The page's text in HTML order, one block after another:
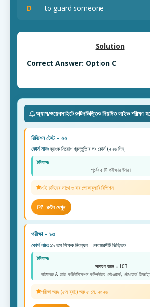
D to guard someone
Solution
Correct Answer: Option C
অ্যাপ/ওয়েবসাইটে রুটিনভিত্তিক নিয়মিত লাইভ পরীক্ষা
রিভিশন টেস্ট – ২২
কোর্স নামঃব্যাংক নিয়োগ প্রস্তুতি'র লং কোর্স (২৭৬ দিন)
টপিকসঃ
পূর্বের ৫ টি পরীক্ষার উপর।
এই রুটিনের সাথে ৩ বার ভোকাবুলারি রিভিশন।
রুটিন দেখুন
পরীক্ষা – ৯৩
কোর্স নামঃ ১৯ তম শিক্ষক নিবন্ধন - লেকচারশীট ভিত্তিক।
টপিকসঃ
সাধারণ জ্ঞান – ICT
ডাটাবেজ & ডাটা কমিউনিকেশন কম্পিউটার নেটওয়ার্ক, নেটওয়ার্ক
পরীক্ষা শুরুঃ (৫ম ব্যাচ) শুরু ৫ মে, ২০২৬।